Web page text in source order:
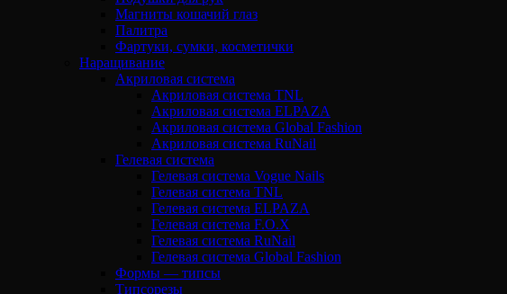
Магниты кошачий глаз
Палитра
Фартуки, сумки, косметички
Наращивание
Акриловая система
Акриловая система TNL
Акриловая система ELPAZA
Акриловая система Global Fashion
Акриловая система RuNail
Гелевая система
Гелевая система Vogue Nails
Гелевая система TNL
Гелевая система ELPAZA
Гелевая система F.O.X
Гелевая система RuNail
Гелевая система Global Fashion
Формы — типсы
Типсорезы